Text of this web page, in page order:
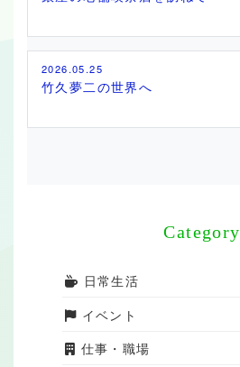
2026.05.25
竹久夢二の世界へ
Category
日常生活
イベント
仕事・職場